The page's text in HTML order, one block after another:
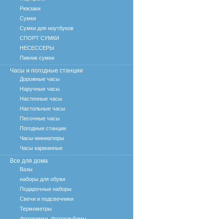
Рюкзаки
Сумки
Сумки для ноутбуков
СПОРТ СУМКИ
НЕСЕССЕРЫ
Пикник сумки
Часы и погодные станции
Дорожные часы
Наручные часы
Настенные часы
Настольные часы
Песочные часы
Погодные станции
Часы-миниатюры
Часы карманные
Все для дома
Вазы
наборы для обуви
Подарочные наборы
Свечи и подсвечники
Термометры